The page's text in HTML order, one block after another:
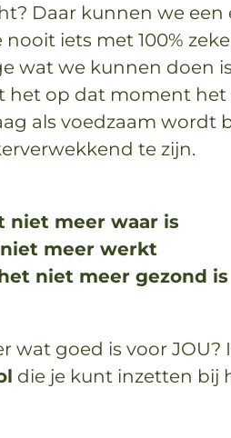
Daar kunnen we
iets met 100%
wat we kunnen doen
het op dat moment het
als voedzaam wordt
te zijn.
niet meer waar is
meer werkt
niet meer gezond is
wat goed is voor JOU?
die je kunt inzetten bij